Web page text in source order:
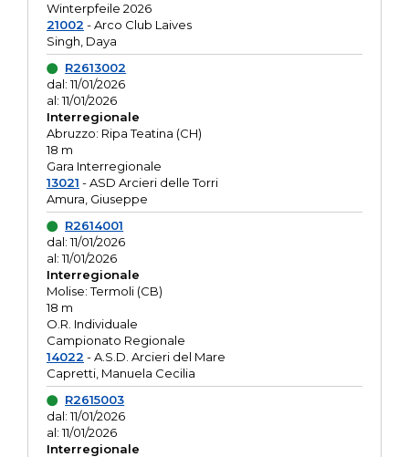
Winterpfeile 2026
21002 - Arco Club Laives
Singh, Daya
R2613002
dal: 11/01/2026
al: 11/01/2026
Interregionale
Abruzzo: Ripa Teatina (CH)
18 m
Gara Interregionale
13021 - ASD Arcieri delle Torri
Amura, Giuseppe
R2614001
dal: 11/01/2026
al: 11/01/2026
Interregionale
Molise: Termoli (CB)
18 m
O.R. Individuale
Campionato Regionale
14022 - A.S.D. Arcieri del Mare
Capretti, Manuela Cecilia
R2615003
dal: 11/01/2026
al: 11/01/2026
Interregionale